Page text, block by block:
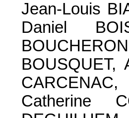
Jean-Louis
Daniel
BOUSQUET,
Catherine